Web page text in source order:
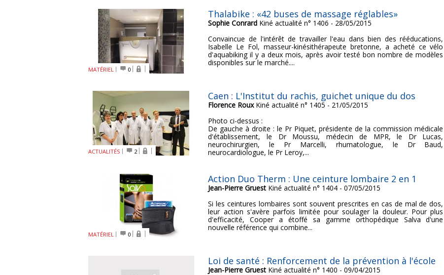
MATÉRIEL 0
Thalabike : «42 buses de massage réglables»
Sophie Conrard Kiné actualité n° 1406 - 28/05/2015
Convaincue de l'intérêt de travailler l'eau dans bien des rééducations,
Isabelle Le Fol, masseur-kinésithérapeute bretonne, a acheté ce vélo
d'aquabiking il y a deux mois, après avoir testé bon nombre de modèles
disponibles sur le marché....
ACTUALITÉS 2
Caen : L'Institut du rachis, guichet unique du dos
Florence RouxKiné actualité n° 1405 - 21/05/2015
Photo ci-dessus :
De gauche à droite : le Pr Piquet, présidente de la commission médicale
d'établissement, le Dr Moussu, médecin de MPR, le Dr Lucas,
neurochirurgien, le Pr Marcelli, rhumatologue, le Dr Baud,
neurocardiologue, le Pr Leroy,...
MATÉRIEL 0
Action Duo Therm : Une ceinture lombaire 2 en 1
Jean-Pierre Gruest Kiné actualité n° 1404 - 07/05/2015
Si les ceintures lombaires sont souvent prescrites en cas de mal de dos,
leur action s'avère parfois limitée pour soulager la douleur. Pour plus
d'efficacité, Cooper a étoffé sa gamme orthopédique Salva d'une
nouvelle référence qui combine...
Loi de santé : Renforcement de la prévention à l'école
Jean-Pierre Gruest Kiné actualité n° 1400 - 09/04/2015